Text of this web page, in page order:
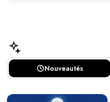
Nouveautés